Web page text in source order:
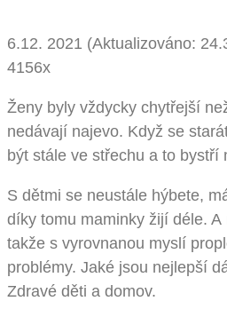
6.12. 2021 (Aktualizováno:
4156x
Ženy byly vždycky chytřejší
nedávají najevo. Když se
být stále ve střechu a to bystří
S dětmi se neustále hýbete,
díky tomu maminky žijí déle.
takže s vyrovnanou myslí
problémy. Jaké jsou nejlepší
Zdravé děti a domov.